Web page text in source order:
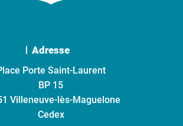
Adresse
Porte Saint-Laurent
BP 15
Villeneuve-lès-Maguelone
Cedex